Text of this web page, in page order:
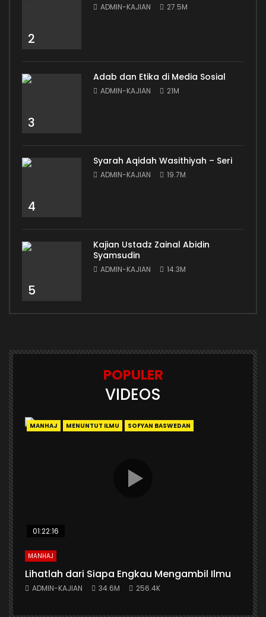
2
ADMIN-KAJIAN 27.5M
3
Adab dan Etika di Media Sosial
ADMIN-KAJIAN 21M
4
Syarah Aqidah Wasithiyah – Seri
ADMIN-KAJIAN 19.7M
5
Kajian Ustadz Zainal Abidin
Syamsudin
ADMIN-KAJIAN 14.3M
POPULER
VIDEOS
MANHAJ MENUNTUT ILMU SOFYAN BASWEDAN
01:22:16
MANHAJ
Lihatlah dari Siapa Engkau Mengambil Ilmu
ADMIN-KAJIAN 34.6M 256.4K